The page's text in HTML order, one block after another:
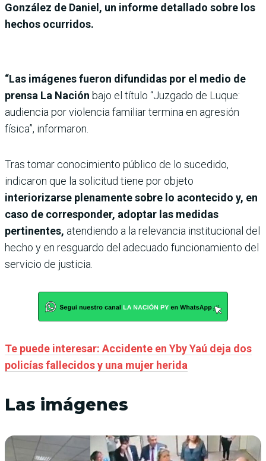
González de Daniel, un informe detallado sobre los
hechos ocurridos.
“Las imágenes fueron difundidas por el medio de
prensa La Nación bajo el título “Juzgado de Luque:
audiencia por violencia familiar termina en agresión
física”, informaron.
Tras tomar conocimiento público de lo sucedido,
indicaron que la solicitud tiene por objeto
interiorizarse plenamente sobre lo acontecido y, en
caso de corresponder, adoptar las medidas
pertinentes, atendiendo a la relevancia institucional del
hecho y en resguardo del adecuado funcionamiento del
servicio de justicia.
Te puede interesar: Accidente en Yby Yaú deja dos
policías fallecidos y una mujer herida
Las imágenes